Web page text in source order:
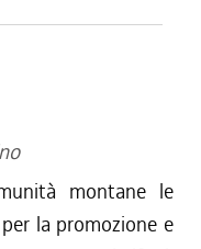
montane le
la promozione e